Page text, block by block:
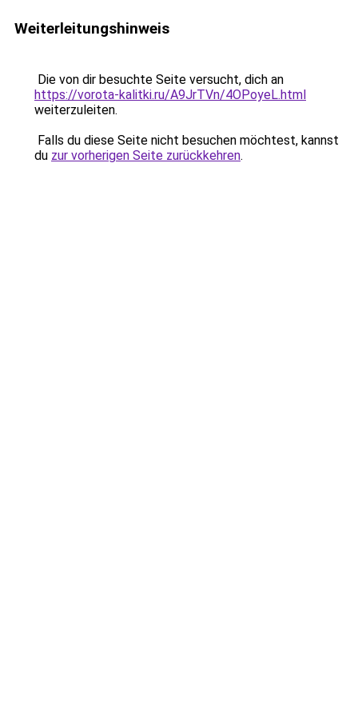
Weiterleitungshinweis
Die von dir besuchte Seite versucht, dich an
https://vorota-kalitki.ru/A9JrTVn/4OPoyeL.html
weiterzuleiten.
Falls du diese Seite nicht besuchen möchtest, kannst
du zur vorherigen Seite zurückkehren.